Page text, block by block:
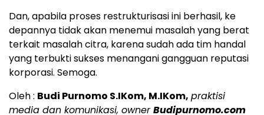
Dan, apabila proses restrukturisasi ini berhasil, ke
depannya tidak akan menemui masalah yang berat
terkait masalah citra, karena sudah ada tim handal
yang terbukti sukses menangani gangguan reputasi
korporasi. Semoga.
Oleh : Budi Purnomo S.IKom, M.IKom, praktisi
media dan komunikasi, ownerBudipurnomo.com